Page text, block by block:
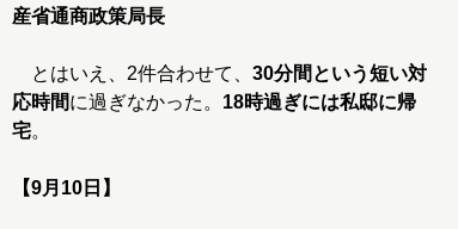
産省通商政策局長
とはいえ、2件合わせて、 30分間という短い対
応時間に過ぎなかった。 18時過ぎには私邸に帰
宅。
【9月10日】